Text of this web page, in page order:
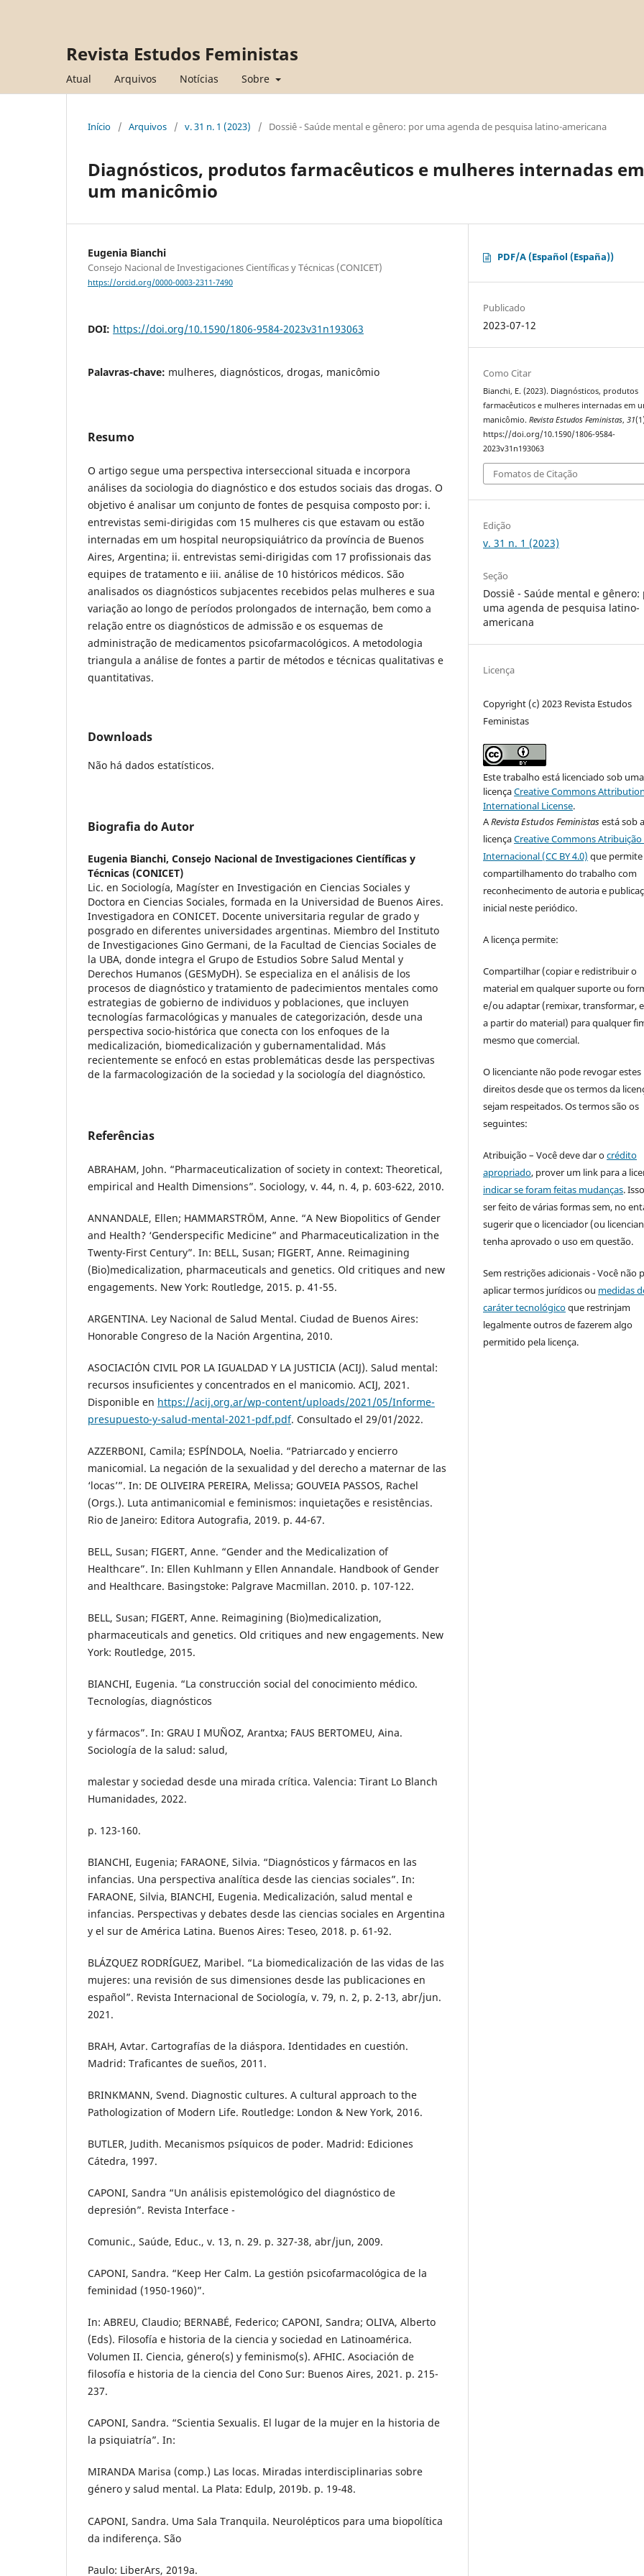
Revista Estudos Feministas
Atual Arquivos Notícias Sobre
Início / Arquivos / v. 31 n. 1 (2023) / Dossiê - Saúde mental e gênero: por uma agenda de pesquisa latino-americana
Diagnósticos, produtos farmacêuticos e mulheres internadas em
um manicômio
Eugenia Bianchi
Consejo Nacional de Investigaciones Científicas y Técnicas (CONICET)
https://orcid.org/0000-0003-2311-7490
DOI: https://doi.org/10.1590/1806-9584-2023v31n193063
Palavras-chave: mulheres, diagnósticos, drogas, manicômio
Resumo
O artigo segue uma perspectiva interseccional situada e incorpora
análises da sociologia do diagnóstico e dos estudos sociais das drogas. O
objetivo é analisar um conjunto de fontes de pesquisa composto por: i.
entrevistas semi-dirigidas com 15 mulheres cis que estavam ou estão
internadas em um hospital neuropsiquiátrico da província de Buenos
Aires, Argentina; ii. entrevistas semi-dirigidas com 17 profissionais das
equipes de tratamento e iii. análise de 10 históricos médicos. São
analisados os diagnósticos subjacentes recebidos pelas mulheres e sua
variação ao longo de períodos prolongados de internação, bem como a
relação entre os diagnósticos de admissão e os esquemas de
administração de medicamentos psicofarmacológicos. A metodologia
triangula a análise de fontes a partir de métodos e técnicas qualitativas e
quantitativas.
Downloads
Não há dados estatísticos.
Biografia do Autor
Eugenia Bianchi, Consejo Nacional de Investigaciones Científicas y
Técnicas (CONICET)
Lic. en Sociología, Magíster en Investigación en Ciencias Sociales y
Doctora en Ciencias Sociales, formada en la Universidad de Buenos Aires.
Investigadora en CONICET. Docente universitaria regular de grado y
posgrado en diferentes universidades argentinas. Miembro del Instituto
de Investigaciones Gino Germani, de la Facultad de Ciencias Sociales de
la UBA, donde integra el Grupo de Estudios Sobre Salud Mental y
Derechos Humanos (GESMyDH). Se especializa en el análisis de los
procesos de diagnóstico y tratamiento de padecimientos mentales como
estrategias de gobierno de individuos y poblaciones, que incluyen
tecnologías farmacológicas y manuales de categorización, desde una
perspectiva socio-histórica que conecta con los enfoques de la
medicalización, biomedicalización y gubernamentalidad. Más
recientemente se enfocó en estas problemáticas desde las perspectivas
de la farmacologización de la sociedad y la sociología del diagnóstico.
Referências
ABRAHAM, John. “Pharmaceuticalization of society in context: Theoretical,
empirical and Health Dimensions”. Sociology, v. 44, n. 4, p. 603-622, 2010.
ANNANDALE, Ellen; HAMMARSTRÖM, Anne. “A New Biopolitics of Gender
and Health? ‘Genderspecific Medicine” and Pharmaceuticalization in the
Twenty-First Century”. In: BELL, Susan; FIGERT, Anne. Reimagining
(Bio)medicalization, pharmaceuticals and genetics. Old critiques and new
engagements. New York: Routledge, 2015. p. 41-55.
ARGENTINA. Ley Nacional de Salud Mental. Ciudad de Buenos Aires:
Honorable Congreso de la Nación Argentina, 2010.
ASOCIACIÓN CIVIL POR LA IGUALDAD Y LA JUSTICIA (ACIJ). Salud mental:
recursos insuficientes y concentrados en el manicomio. ACIJ, 2021.
Disponible en https://acij.org.ar/wp-content/uploads/2021/05/Informe-
presupuesto-y-salud-mental-2021-pdf.pdf. Consultado el 29/01/2022.
AZZERBONI, Camila; ESPÍNDOLA, Noelia. “Patriarcado y encierro
manicomial. La negación de la sexualidad y del derecho a maternar de las
‘locas’”. In: DE OLIVEIRA PEREIRA, Melissa; GOUVEIA PASSOS, Rachel
(Orgs.). Luta antimanicomial e feminismos: inquietações e resistências.
Rio de Janeiro: Editora Autografia, 2019. p. 44-67.
BELL, Susan; FIGERT, Anne. “Gender and the Medicalization of
Healthcare”. In: Ellen Kuhlmann y Ellen Annandale. Handbook of Gender
and Healthcare. Basingstoke: Palgrave Macmillan. 2010. p. 107-122.
BELL, Susan; FIGERT, Anne. Reimagining (Bio)medicalization,
pharmaceuticals and genetics. Old critiques and new engagements. New
York: Routledge, 2015.
BIANCHI, Eugenia. “La construcción social del conocimiento médico.
Tecnologías, diagnósticos
y fármacos”. In: GRAU I MUÑOZ, Arantxa; FAUS BERTOMEU, Aina.
Sociología de la salud: salud,
malestar y sociedad desde una mirada crítica. Valencia: Tirant Lo Blanch
Humanidades, 2022.
p. 123-160.
BIANCHI, Eugenia; FARAONE, Silvia. “Diagnósticos y fármacos en las
infancias. Una perspectiva analítica desde las ciencias sociales”. In:
FARAONE, Silvia, BIANCHI, Eugenia. Medicalización, salud mental e
infancias. Perspectivas y debates desde las ciencias sociales en Argentina
y el sur de América Latina. Buenos Aires: Teseo, 2018. p. 61-92.
BLÁZQUEZ RODRÍGUEZ, Maribel. “La biomedicalización de las vidas de las
mujeres: una revisión de sus dimensiones desde las publicaciones en
español”. Revista Internacional de Sociología, v. 79, n. 2, p. 2-13, abr/jun.
2021.
BRAH, Avtar. Cartografías de la diáspora. Identidades en cuestión.
Madrid: Traficantes de sueños, 2011.
BRINKMANN, Svend. Diagnostic cultures. A cultural approach to the
Pathologization of Modern Life. Routledge: London & New York, 2016.
BUTLER, Judith. Mecanismos psíquicos de poder. Madrid: Ediciones
Cátedra, 1997.
CAPONI, Sandra “Un análisis epistemológico del diagnóstico de
depresión”. Revista Interface -
Comunic., Saúde, Educ., v. 13, n. 29. p. 327-38, abr/jun, 2009.
CAPONI, Sandra. “Keep Her Calm. La gestión psicofarmacológica de la
feminidad (1950-1960)”.
In: ABREU, Claudio; BERNABÉ, Federico; CAPONI, Sandra; OLIVA, Alberto
(Eds). Filosofía e historia de la ciencia y sociedad en Latinoamérica.
Volumen II. Ciencia, género(s) y feminismo(s). AFHIC. Asociación de
filosofía e historia de la ciencia del Cono Sur: Buenos Aires, 2021. p. 215-
237.
CAPONI, Sandra. “Scientia Sexualis. El lugar de la mujer en la historia de
la psiquiatría”. In:
MIRANDA Marisa (comp.) Las locas. Miradas interdisciplinarias sobre
género y salud mental. La Plata: Edulp, 2019b. p. 19-48.
CAPONI, Sandra. Uma Sala Tranquila. Neurolépticos para uma biopolítica
da indiferença. São
Paulo: LiberArs, 2019a.
PDF/A (Español (España))
Publicado
2023-07-12
Como Citar
Bianchi, E. (2023). Diagnósticos, produtos
farmacêuticos e mulheres internadas em
manicômio.Revista Estudos Feministas,31
https://doi.org/10.1590/1806-9584-
2023v31n193063
Fomatos de Citação
Edição
v. 31 n. 1 (2023)
Seção
Dossiê - Saúde mental e gênero:
uma agenda de pesquisa latino-
americana
Licença
Copyright (c) 2023 Revista Estudos
Feministas
Este trabalho está licenciado sob uma
licençaCreative Commons
International License.
ARevista Estudos Feministasestá sob
licençaCreative Commons Atribuição
Internacional (CC BY 4.0) que
compartilhamento do trabalho com
reconhecimento de autoria e
inicial neste periódico.
A licença permite:
Compartilhar (copiar e redistribuir o
material em qualquer suporte ou
e/ou adaptar (remixar, transformar,
a partir do material) para qualquer
mesmo que comercial.
O licenciante não pode revogar estes
direitos desde que os termos da
sejam respeitados. Os termos são os
seguintes:
Atribuição – Você deve dar ocrédito
apropriado, prover um link para a
indicar se foram feitas mudanças.
ser feito de várias formas sem, no
sugerir que o licenciador (ou
tenha aprovado o uso em questão.
Sem restrições adicionais - Você não
aplicar termos jurídicos ou medidas
caráter tecnológicoque restrinjam
legalmente outros de fazerem algo
permitido pela licença.